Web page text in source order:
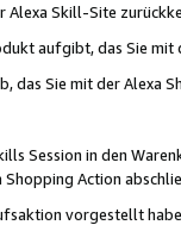
Skill-Site
aufgibt, das Sie mit
das Sie mit der Alexa
Session in den
Shopping Action
vorgestellt